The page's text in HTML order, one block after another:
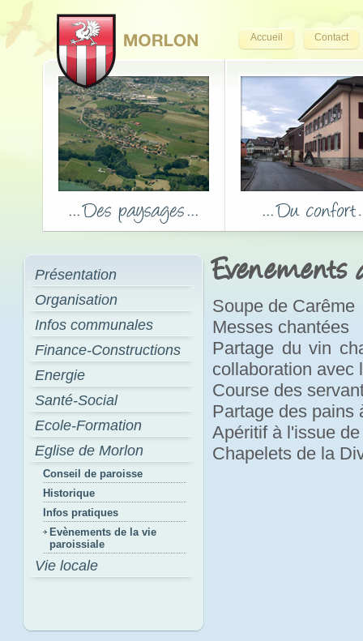
Accueil Contact
Présentation
Organisation
Infos communales
Finance-Constructions
Energie
Santé-Social
Ecole-Formation
Eglise de Morlon
Conseil de paroisse
Historique
Infos pratiques
Evènements de la vie
paroissiale
Vie locale
Evenements
Soupe de Carême
Messes chantées
Partage du vin
collaboration avec
Course des
Partage des pains
Apéritif à l'issue
Chapelets de la